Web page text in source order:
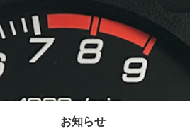
お知らせ